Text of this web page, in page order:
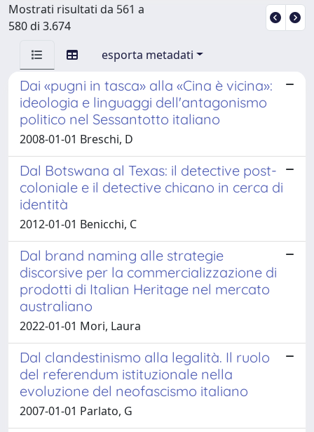
Mostrati risultati da 561 a
580 di 3.674
esporta metadati
Dai «pugni in tasca» alla «Cina è vicina»:
ideologia e linguaggi dell'antagonismo
politico nel Sessantotto italiano
2008-01-01 Breschi, D
Dal Botswana al Texas: il detective post-
coloniale e il detective chicano in cerca di
identità
2012-01-01 Benicchi, C
Dal brand naming alle strategie
discorsive per la commercializzazione di
prodotti di Italian Heritage nel mercato
australiano
2022-01-01 Mori, Laura
Dal clandestinismo alla legalità. Il ruolo
del referendum istituzionale nella
evoluzione del neofascismo italiano
2007-01-01 Parlato, G